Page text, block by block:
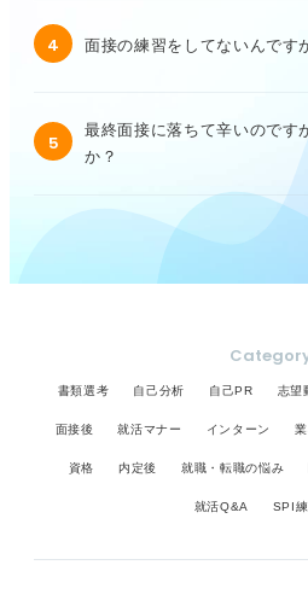
4 面接の練習をしてないんです
5
最終面接に落ちて辛いのです
か？
書類選考 自己分析 自己PR 志望
面接後 就活マナー インターン
資格 内定後 就職・転職の悩み
就活Q&A SPI